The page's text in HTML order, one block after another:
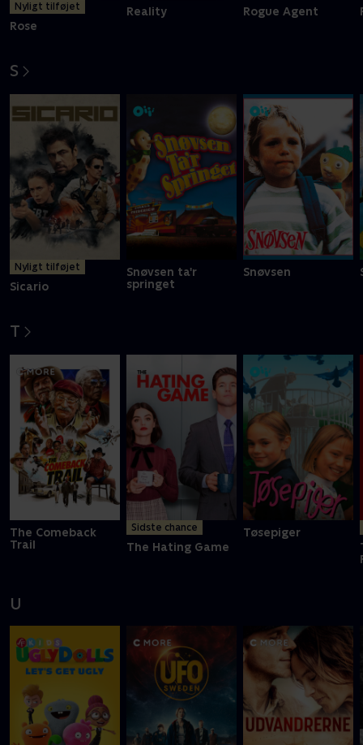
Nyligt tilføjet
Rose
Reality Rogue Agent
S
Nyligt tilføjet
Sicario
Snøvsen ta'r
springet
Snøvsen
T
The Comeback
Trail
Sidste chance
The Hating Game
Tøsepiger
U